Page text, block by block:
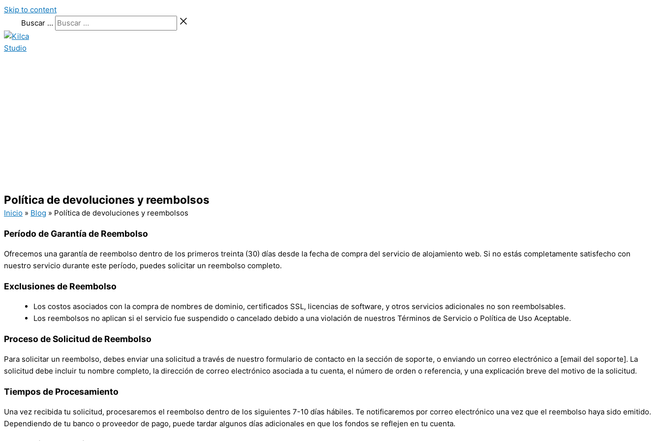
Skip to content
Buscar …
Política de devoluciones y reembolsos
Inicio » Blog » Política de devoluciones y reembolsos
Período de Garantía de Reembolso
Ofrecemos una garantía de reembolso dentro de los primeros treinta (30) días desde la fecha de compra del servicio de alojamiento web. Si no estás completamente satisfecho con
nuestro servicio durante este período, puedes solicitar un reembolso completo.
Exclusiones de Reembolso
Los costos asociados con la compra de nombres de dominio, certificados SSL, licencias de software, y otros servicios adicionales no son reembolsables.
Los reembolsos no aplican si el servicio fue suspendido o cancelado debido a una violación de nuestros Términos de Servicio o Política de Uso Aceptable.
Proceso de Solicitud de Reembolso
Para solicitar un reembolso, debes enviar una solicitud a través de nuestro formulario de contacto en la sección de soporte, o enviando un correo electrónico a [email del soporte]. La
solicitud debe incluir tu nombre completo, la dirección de correo electrónico asociada a tu cuenta, el número de orden o referencia, y una explicación breve del motivo de la solicitud.
Tiempos de Procesamiento
Una vez recibida tu solicitud, procesaremos el reembolso dentro de los siguientes 7-10 días hábiles. Te notificaremos por correo electrónico una vez que el reembolso haya sido emitido.
Dependiendo de tu banco o proveedor de pago, puede tardar algunos días adicionales en que los fondos se reflejen en tu cuenta.